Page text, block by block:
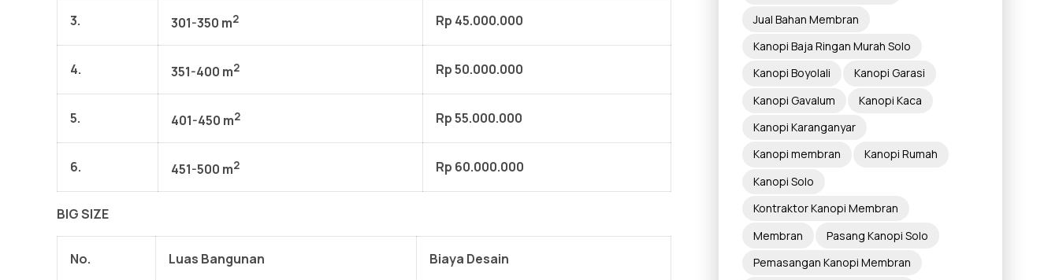
3. 301-350 m2 Rp 45.000.000
4. 351-400 m2 Rp 50.000.000
5. 401-450 m2 Rp 55.000.000
6. 451-500 m2 Rp 60.000.000
BIG SIZE
No. Luas Bangunan Biaya Desain
Jual Bahan Membran
Kanopi Baja Ringan Murah Solo
Kanopi Boyolali
Kanopi Garasi
Kanopi Gavalum
Kanopi Kaca
Kanopi Karanganyar
Kanopi membran
Kanopi Rumah
Kanopi Solo
Kontraktor Kanopi Membran
Membran
Pasang Kanopi Solo
Pemasangan Kanopi Membran